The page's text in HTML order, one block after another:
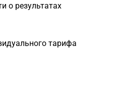
о результатах
тарифа